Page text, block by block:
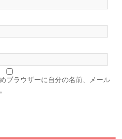
ブラウザーに自分の名前、メール